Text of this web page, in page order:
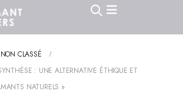
NON CLASSÉ
: UNE ALTERNATIVE ÉTHIQUE ET
NATURELS »